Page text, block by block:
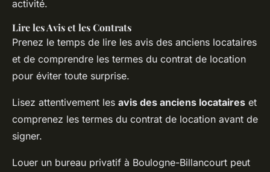
activité.
Lire les Avis et les Contrats
Prenez le temps de lire les avis des anciens locataires
et de comprendre les termes du contrat de location
pour éviter toute surprise.
Lisez attentivement les avis des anciens locataires et
comprenez les termes du contrat de location avant de
signer.
Louer un bureau privatif à Boulogne-Billancourt peut